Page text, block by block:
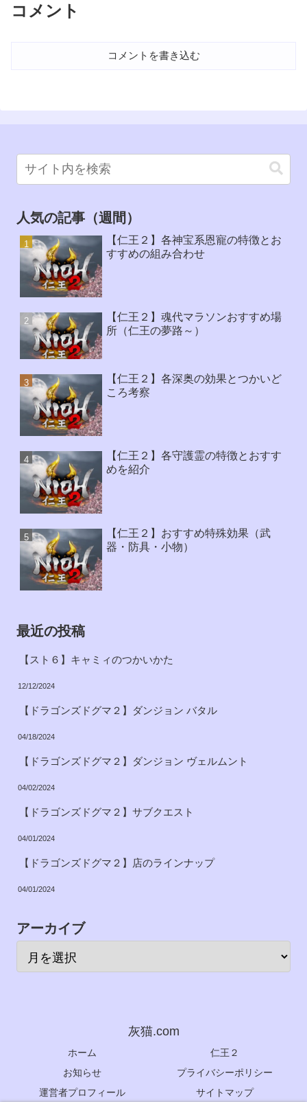
コメント
コメントを書き込む
人気の記事（週間）
【仁王２】各神宝系恩寵の特徴とお
すすめの組み合わせ
【仁王２】魂代マラソンおすすめ場
所（仁王の夢路～）
【仁王２】各深奥の効果とつかいど
ころ考察
【仁王２】各守護霊の特徴とおすす
めを紹介
【仁王２】おすすめ特殊効果（武
器・防具・小物）
最近の投稿
【スト６】キャミィのつかいかた
12/12/2024
【ドラゴンズドグマ２】ダンジョン バタル
04/18/2024
【ドラゴンズドグマ２】ダンジョン ヴェルムント
04/02/2024
【ドラゴンズドグマ２】サブクエスト
04/01/2024
【ドラゴンズドグマ２】店のラインナップ
04/01/2024
アーカイブ
灰猫.com
ホーム
仁王２
お知らせ
プライバシーポリシー
運営者プロフィール
サイトマップ